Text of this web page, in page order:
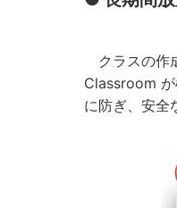
クラスの作
Classroom が
に防ぎ、安全